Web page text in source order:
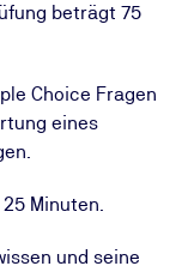
wird.
beträgt 75
Choice Fragen
eines
Minuten.
und seine